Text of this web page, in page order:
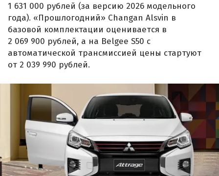
1 631 000 рублей (за версию 2026 модельного
года). «Прошлогодний» Changan Alsvin в
базовой комплектации оценивается в
2 069 900 рублей, а на Belgee S50 с
автоматической трансмиссией цены стартуют
от 2 039 990 рублей.